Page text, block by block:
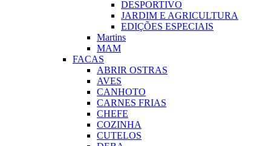
DESPORTIVO
JARDIM E AGRICULTURA
EDIÇÕES ESPECIAIS
Martins
MAM
FACAS
ABRIR OSTRAS
AVES
CANHOTO
CARNES FRIAS
CHEFE
COZINHA
CUTELOS